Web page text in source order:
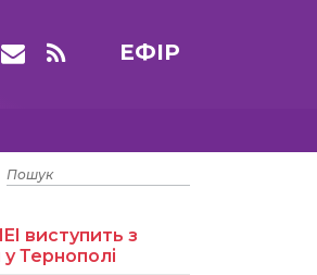
ЕФІР
виступить з
Тернополі